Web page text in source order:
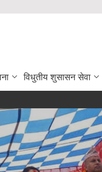
विधुतीय शुसासन सेवा